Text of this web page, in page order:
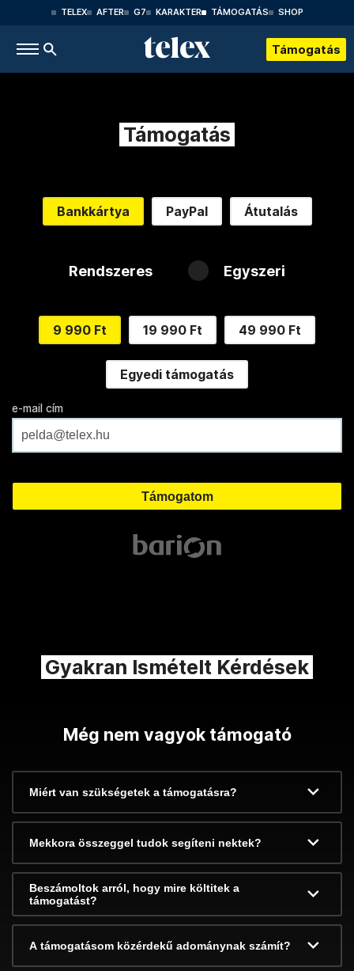
TELEX AFTER G7 KARAKTER TÁMOGATÁS SHOP
Támogatás
Támogatás
Bankkártya PayPal Átutalás
Rendszeres Egyszeri
9 990 Ft 19 990 Ft 49 990 Ft
Egyedi támogatás
e-mail cím
Gyakran Ismételt Kérdések
Még nem vagyok támogató
Miért van szükségetek a támogatásra?
Mekkora összeggel tudok segíteni nektek?
Beszámoltok arról, hogy mire költitek a
támogatást?
A támogatásom közérdekű adománynak számít?